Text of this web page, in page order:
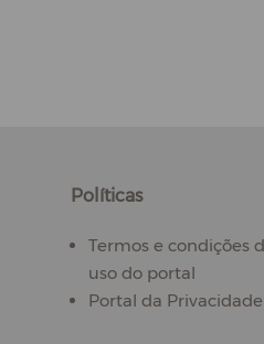
Políticas
Termos e condições
uso do portal
Portal da Privacidade